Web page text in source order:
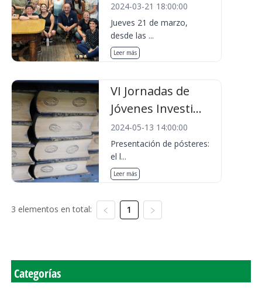
2024-03-21 18:00:00
Jueves 21 de marzo,
desde las ...
Leer más
VI Jornadas de
Jóvenes Investi...
2024-05-13 14:00:00
Presentación de pósteres:
el l...
Leer más
3 elementos en total: 1
Categorías